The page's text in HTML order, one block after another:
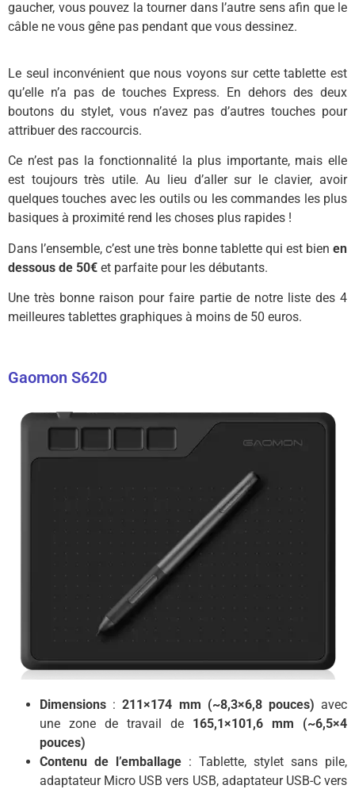
gaucher, vous pouvez la tourner dans l’autre sens afin que le
câble ne vous gêne pas pendant que vous dessinez.
Le seul inconvénient que nous voyons sur cette tablette est
qu’elle n’a pas de touches Express. En dehors des deux
boutons du stylet, vous n’avez pas d’autres touches pour
attribuer des raccourcis.
Ce n’est pas la fonctionnalité la plus importante, mais elle
est toujours très utile. Au lieu d’aller sur le clavier, avoir
quelques touches avec les outils ou les commandes les plus
basiques à proximité rend les choses plus rapides !
Dans l’ensemble, c’est une très bonne tablette qui est bien en
dessous de 50€ et parfaite pour les débutants.
Une très bonne raison pour faire partie de notre liste des 4
meilleures tablettes graphiques à moins de 50 euros.
Gaomon S620
Dimensions :211×174 mm (~8,3×6,8 pouces) avec
une zone de travail de 165,1×101,6 mm (~6,5×4
pouces)
Contenu de l’emballage : Tablette, stylet sans pile,
adaptateur Micro USB vers USB, adaptateur USB-C vers